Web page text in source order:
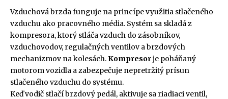
Vzduchová brzda funguje na princípe využitia stlačeného
vzduchu ako pracovného média. Systém sa skladá z
kompresora, ktorý stláča vzduch do zásobníkov,
vzduchovodov, regulačných ventilov a brzdových
mechanizmov na kolesách.Kompresorje poháňaný
motorom vozidla a zabezpečuje nepretržitý prísun
stlačeného vzduchu do systému.
Keď vodič stlačí brzdový pedál, aktivuje sa riadiaci ventil,